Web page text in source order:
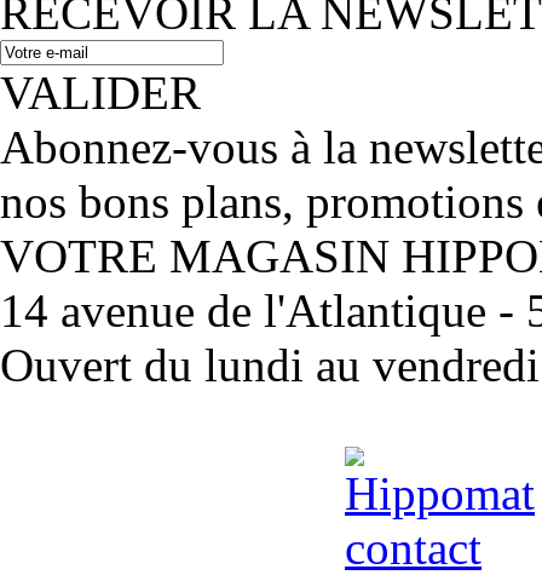
RECEVOIR LA
VALIDER
Abonnez-vous à la
nos bons plans, promotions
VOTRE MAGASIN
14 avenue de l'Atlantique -
Ouvert du lundi au